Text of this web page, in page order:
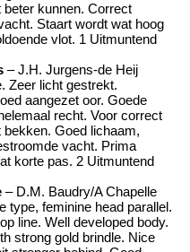
kunnen. Correct
Staart wordt wat hoog
vlot. 1 Uitmuntend
– J.H. Jurgens-de Heij
Zeer licht gestrekt.
aangezet oor. Goede
recht. Voor correct
Goed lichaam,
vacht. Prima
korte pas. 2 Uitmuntend
– D.M. Baudry/A Chapelle
type, feminine head parallel.
line. Well developed body.
strong gold brindle. Nice